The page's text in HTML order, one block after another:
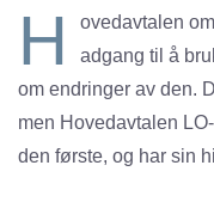
H
ovedavtalen
adgang til å
om endringer av den.
men Hovedavtalen
den første, og har sin